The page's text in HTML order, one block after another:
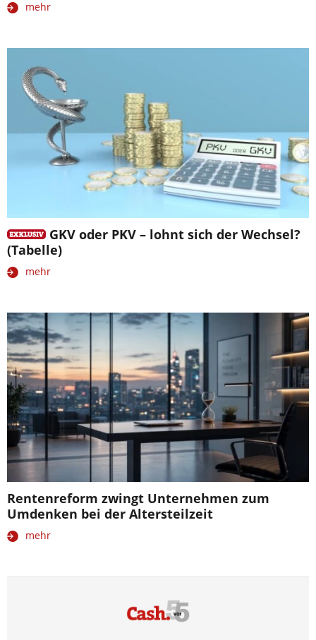
mehr
GKV oder PKV – lohnt sich der Wechsel?
(Tabelle)
mehr
Rentenreform zwingt Unternehmen zum
Umdenken bei der Altersteilzeit
mehr